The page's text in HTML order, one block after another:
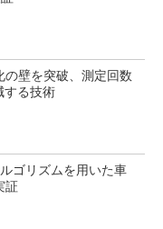
壁を突破、測定回数
する技術
ゴリズムを用いた車
証